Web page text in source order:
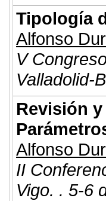
Tipología
Alfonso
V
Valladolid-
Revisión
Alfonso
II
Vigo. . 5-6